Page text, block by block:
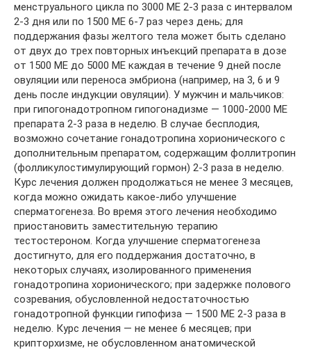
менструального цикла по 3000 МЕ 2-3 раза с интервалом
2-3 дня или по 1500 МЕ 6-7 раз через день; для
поддержания фазы желтого тела может быть сделано
от двух до трех повторных инъекций препарата в дозе
от 1500 МЕ до 5000 МЕ каждая в течение 9 дней после
овуляции или переноса эмбриона (например, на 3, 6 и 9
день после индукции овуляции). У мужчин и мальчиков:
при гипогонадотропном гипогонадизме — 1000-2000 МE
препарата 2-3 раза в неделю. В случае бесплодия,
возможно сочетание гонадотропина хорионического с
дополнительным препаратом, содержащим фоллитропин
(фолликулостимулирующий гормон) 2-3 раза в неделю.
Курс лечения должен продолжаться не менее 3 месяцев,
когда можно ожидать какое-либо улучшение
сперматогенеза. Во время этого лечения необходимо
приостановить заместительную терапию
тестостероном. Когда улучшение сперматогенеза
достигнуто, для его поддержания достаточно, в
некоторых случаях, изолированного применения
гонадотропина хорионического; при задержке полового
созревания, обусловленной недостаточностью
гонадотропной функции гипофиза — 1500 МE 2-3 раза в
неделю. Курс лечения — не менее 6 месяцев; при
крипторхизме, не обусловленном анатомической